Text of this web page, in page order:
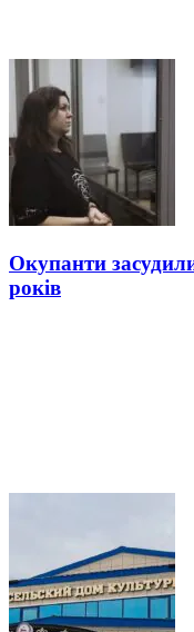
Окупанти
років